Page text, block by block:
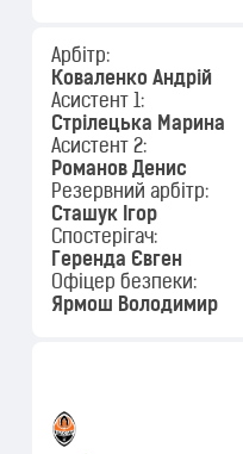
Арбітр:
Коваленко Андрій
Асистент 1:
Стрілецька Марина
Асистент 2:
Романов Денис
Резервний арбітр:
Сташук Ігор
Спостерігач:
Геренда Євген
Офіцер безпеки:
Ярмош Володимир